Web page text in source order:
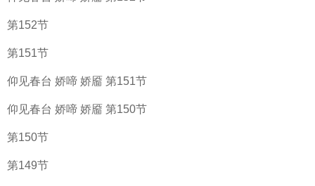
第152节
第151节
仰见春台 娇啼 娇靥 第151节
仰见春台 娇啼 娇靥 第150节
第150节
第149节